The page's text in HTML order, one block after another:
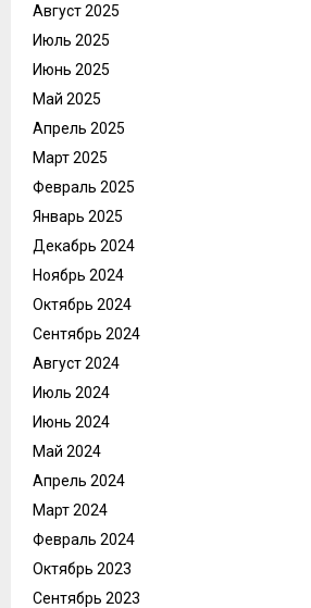
Август 2025
Июль 2025
Июнь 2025
Май 2025
Апрель 2025
Март 2025
Февраль 2025
Январь 2025
Декабрь 2024
Ноябрь 2024
Октябрь 2024
Сентябрь 2024
Август 2024
Июль 2024
Июнь 2024
Май 2024
Апрель 2024
Март 2024
Февраль 2024
Октябрь 2023
Сентябрь 2023